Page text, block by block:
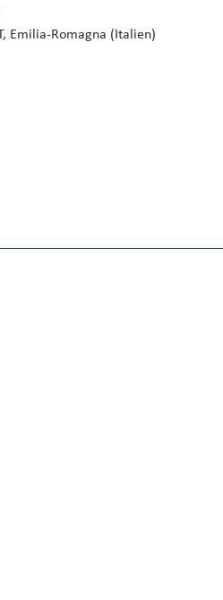
Emilia-Romagna (Italien)